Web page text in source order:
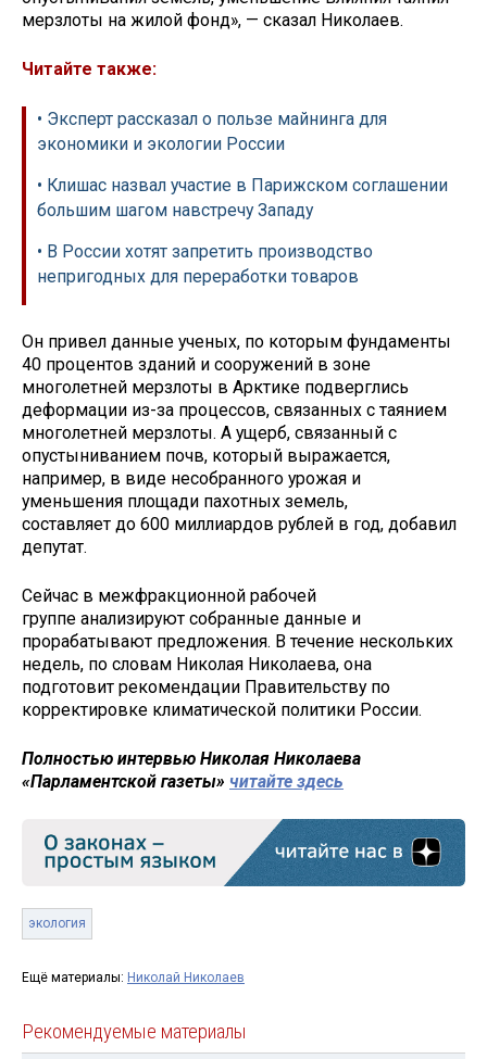
мерзлоты на жилой фонд», — сказал Николаев.
Читайте также:
• Эксперт рассказал о пользе майнинга для
экономики и экологии России
• Клишас назвал участие в Парижском соглашении
большим шагом навстречу Западу
• В России хотят запретить производство
непригодных для переработки товаров
Он привел данные ученых, по которым фундаменты
40 процентов зданий и сооружений в зоне
многолетней мерзлоты в Арктике подверглись
деформации из-за процессов, связанных с таянием
многолетней мерзлоты. А ущерб, связанный с
опустыниванием почв, который выражается,
например, в виде несобранного урожая и
уменьшения площади пахотных земель,
составляет до 600 миллиардов рублей в год, добавил
депутат.
Сейчас в межфракционной рабочей
группе анализируют собранные данные и
прорабатывают предложения. В течение нескольких
недель, по словам Николая Николаева, она
подготовит рекомендации Правительству по
корректировке климатической политики России.
Полностью интервью Николая Николаева
«Парламентской газеты» читайте здесь
экология
Ещё материалы: Николай Николаев
Рекомендуемые материалы